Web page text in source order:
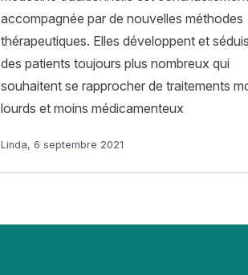
accompagnée par de nouvelles méthodes
thérapeutiques. Elles développent et
des patients toujours plus nombreux qui
souhaitent se rapprocher de traitements
lourds et moins médicamenteux
Article rédigé par
Linda,6 septembre 2021